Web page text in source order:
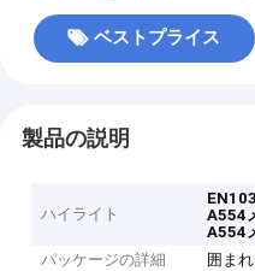
ベストプライス
製品の説明
ハイライト
A554
A554
パッケージの詳細
囲ま